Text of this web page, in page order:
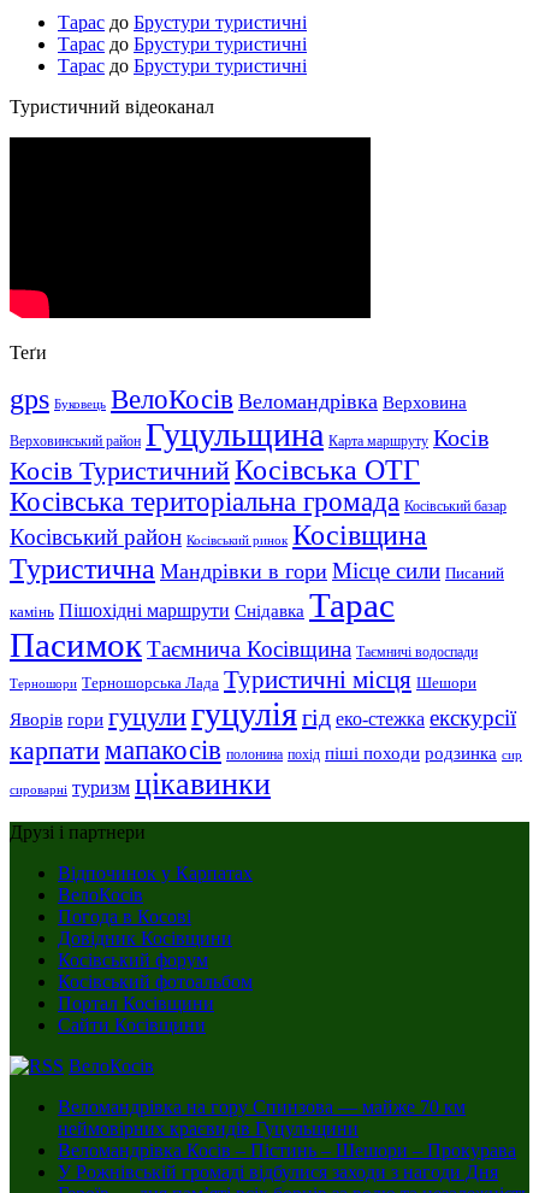
Тарас до Брустури туристичні
Тарас до Брустури туристичні
Тарас до Брустури туристичні
Туристичний відеоканал
Теґи
gps Буковець ВелоКосів Веломандрівка Верховина
Верховинський район Гуцульщина Карта маршруту Косів
Косів ТуристичнийКосівська ОТГ
Косівська територіальна громада Косівський базар
Косівський район Косівський ринок Косівщина
Туристична Мандрівки в гори Місце сили Писаний
камінь Пішохідні маршрути Снідавка Тарас
ПасимокТаємнича Косівщина Таємничі водоспади
Терношори Терношорська Лада Туристичні місця Шешори
Яворів гори гуцулигуцуліягід еко-стежка екскурсії
карпатимапакосів полонина похід піші походи родзинка сир
сироварні туризм цікавинки
Друзі і партнери
Відпочинок у Карпатах
ВелоКосів
Погода в Косові
Довідник Косівщини
Косівський форум
Косівський фотоальбом
Портал Косівщини
Сайти Косівщини
ВелоКосів
Веломандрівка на гору Спинзова — майже 70 км
неймовірних краєвидів Гуцульщини
Веломандрівка Косів – Пістинь – Шешори – Прокурава
У Рожнівській громаді відбулися заходи з нагоди Дня